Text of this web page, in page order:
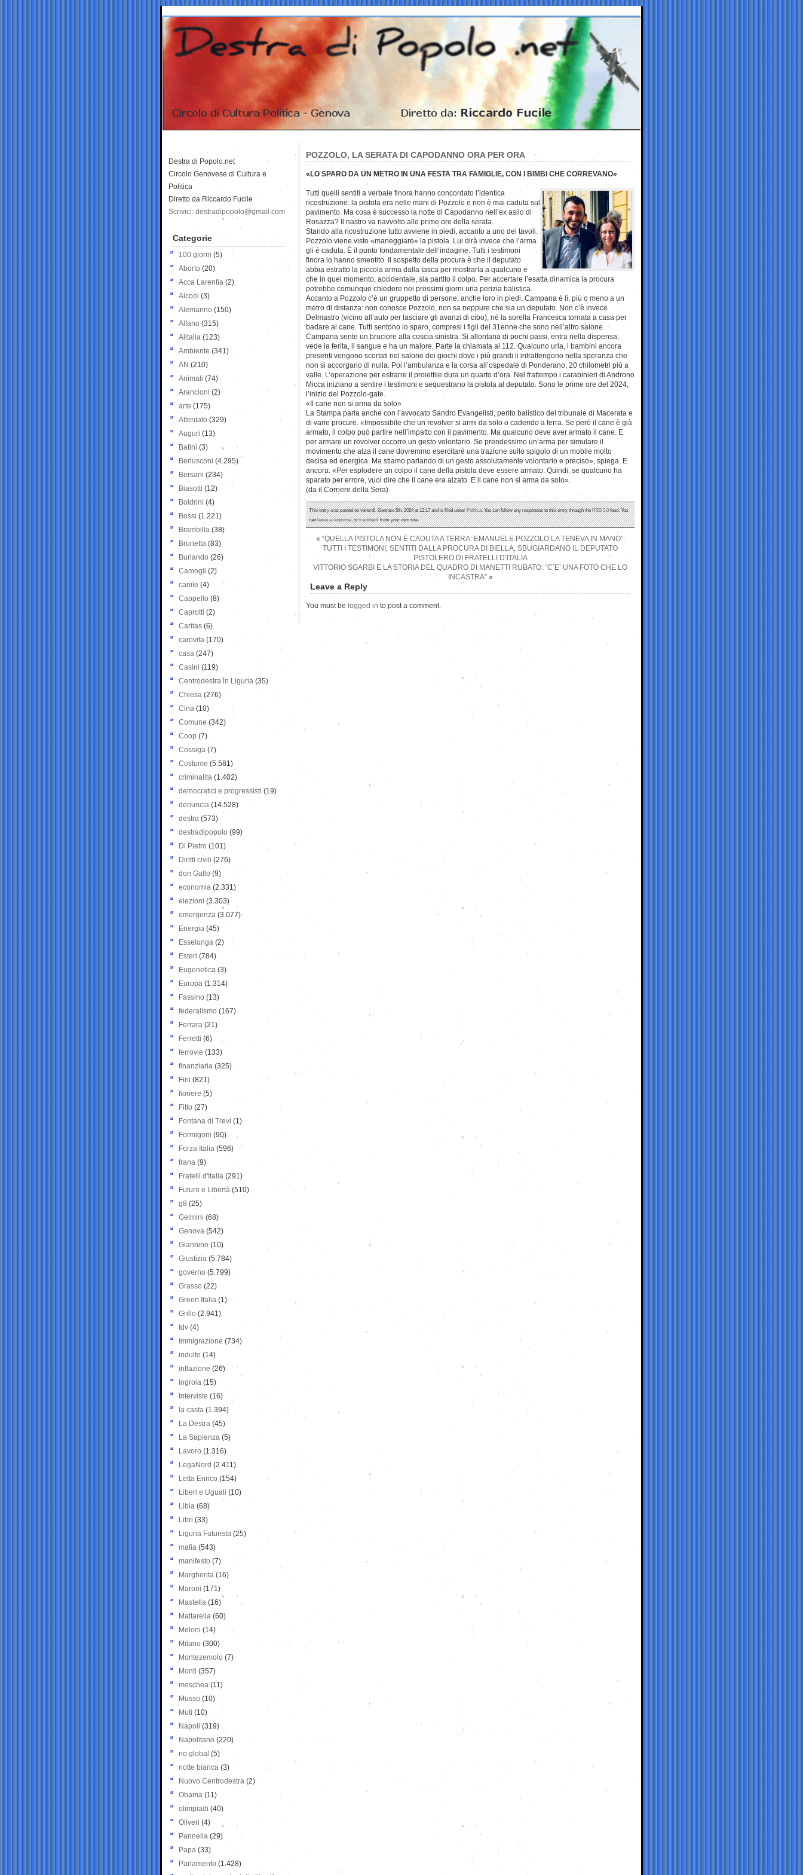
POZZOLO, LA SERATA DI CAPODANNO ORA PER ORA
«LO SPARO DA UN METRO IN UNA FESTA TRA FAMIGLIE, CON I BIMBI CHE CORREVANO»
Tutti quelli sentiti a verbale finora hanno concordato l’identica
ricostruzione: la pistola era nelle mani di Pozzolo e non è mai caduta sul
pavimento. Ma cosa è successo la notte di Capodanno nell’ex asilo di
Rosazza? Il nastro va riavvolto alle prime ore della serata.
Stando alla ricostruzione tutto avviene in piedi, accanto a uno dei tavoli.
Pozzolo viene visto «maneggiare» la pistola. Lui dirà invece che l’arma
gli è caduta. È il punto fondamentale dell’indagine. Tutti i testimoni
finora lo hanno smentito. Il sospetto della procura è che il deputato
abbia estratto la piccola arma dalla tasca per mostrarla a qualcuno e
che in quel momento, accidentale, sia partito il colpo. Per accertare l’esatta dinamica la procura
potrebbe comunque chiedere nei prossimi giorni una perizia balistica.
Accanto a Pozzolo c’è un gruppetto di persone, anche loro in piedi. Campana è lì, più o meno a un
metro di distanza: non conosce Pozzolo, non sa neppure che sia un deputato. Non c’è invece
Delmastro (vicino all’auto per lasciare gli avanzi di cibo), né la sorella Francesca tornata a casa per
badare al cane. Tutti sentono lo sparo, compresi i figli del 31enne che sono nell’altro salone.
Campana sente un bruciore alla coscia sinistra. Si allontana di pochi passi, entra nella dispensa,
vede la ferita, il sangue e ha un malore. Parte la chiamata al 112. Qualcuno urla, i bambini ancora
presenti vengono scortati nel salone dei giochi dove i più grandi li intrattengono nella speranza che
non si accorgano di nulla. Poi l’ambulanza e la corsa all’ospedale di Ponderano, 20 chilometri più a
valle. L’operazione per estrarre il proiettile dura un quarto d’ora. Nel frattempo i carabinieri di Androno
Micca iniziano a sentire i testimoni e sequestrano la pistola al deputato. Sono le prime ore del 2024,
l’inizio del Pozzolo-gate.
«Il cane non si arma da solo»
La Stampa parla anche con l’avvocato Sandro Evangelisti, perito balistico del tribunale di Macerata e
di varie procure. «Impossibile che un revolver si armi da solo o cadendo a terra. Se però il cane è già
armato, il colpo può partire nell’impatto con il pavimento. Ma qualcuno deve aver armato il cane. E
per armare un revolver occorre un gesto volontario. Se prendessimo un’arma per simulare il
movimento che alza il cane dovremmo esercitare una trazione sullo spigolo di un mobile molto
decisa ed energica. Ma stiamo parlando di un gesto assolutamente volontario e preciso», spiega. E
ancora: «Per esplodere un colpo il cane della pistola deve essere armato. Quindi, se qualcuno ha
sparato per errore, vuol dire che il cane era alzato. E il cane non si arma da solo».
(da il Corriere della Sera)
This entry was posted on venerdì, Gennaio 5th, 2024 at 12:17 and is filed underPolitica. You can follow any responses to this entry through theRSS 2.0feed. You
canleave a response, ortrackbackfrom your own site.
« “QUELLA PISTOLA NON È CADUTA A TERRA: EMANUELE POZZOLO LA TENEVA IN MANO”:
TUTTI I TESTIMONI, SENTITI DALLA PROCURA DI BIELLA, SBUGIARDANO IL DEPUTATO
PISTOLERO DI FRATELLI D’ITALIA
VITTORIO SGARBI E LA STORIA DEL QUADRO DI MANETTI RUBATO: “C’E’ UNA FOTO CHE LO
INCASTRA”»
Leave a Reply
You must be logged in to post a comment.
Destra di Popolo.net
Circolo Genovese di Cultura e
Politica
Diretto da Riccardo Fucile
Scrivici: destradipopolo@gmail.com
Categorie
100 giorni (5)
Aborto (20)
Acca Larentia (2)
Alcool (3)
Alemanno (150)
Alfano (315)
Alitalia (123)
Ambiente (341)
AN (210)
Animali (74)
Arancioni (2)
arte (175)
Attentato (329)
Auguri (13)
Batini (3)
Berlusconi (4.295)
Bersani (234)
Biasotti (12)
Boldrini (4)
Bossi (1.221)
Brambilla (38)
Brunetta (83)
Burlando (26)
Camogli (2)
canile (4)
Cappello (8)
Caprotti (2)
Caritas (6)
carovita (170)
casa (247)
Casini (119)
Centrodestra in Liguria (35)
Chiesa (276)
Cina (10)
Comune (342)
Coop (7)
Cossiga (7)
Costume (5.581)
criminalità (1.402)
democratici e progressisti (19)
denuncia (14.528)
destra (573)
destradipopolo (99)
Di Pietro (101)
Diritti civili (276)
don Gallo (9)
economia (2.331)
elezioni (3.303)
emergenza (3.077)
Energia (45)
Esselunga (2)
Esteri (784)
Eugenetica (3)
Europa (1.314)
Fassino (13)
federalismo (167)
Ferrara (21)
Ferretti (6)
ferrovie (133)
finanziaria (325)
Fini (821)
fioriere (5)
Fitto (27)
Fontana di Trevi (1)
Formigoni (90)
Forza Italia (596)
frana (9)
Fratelli d'Italia (291)
Futuro e Libertà (510)
g8 (25)
Gelmini (68)
Genova (542)
Giannino (10)
Giustizia (5.784)
governo (5.799)
Grasso (22)
Green Italia (1)
Grillo (2.941)
Idv (4)
Immigrazione (734)
indulto (14)
inflazione (26)
Ingroia (15)
Interviste (16)
la casta (1.394)
La Destra (45)
La Sapienza (5)
Lavoro (1.316)
LegaNord (2.411)
Letta Enrico (154)
Liberi e Uguali (10)
Libia (68)
Libri (33)
Liguria Futurista (25)
mafia (543)
manifesto (7)
Margherita (16)
Maroni (171)
Mastella (16)
Mattarella (60)
Meloni (14)
Milano (300)
Montezemolo (7)
Monti (357)
moschea (11)
Musso (10)
Muti (10)
Napoli (319)
Napolitano (220)
no global (5)
notte bianca (3)
Nuovo Centrodestra (2)
Obama (11)
olimpiadi (40)
Oliveri (4)
Pannella (29)
Papa (33)
Parlamento (1.428)